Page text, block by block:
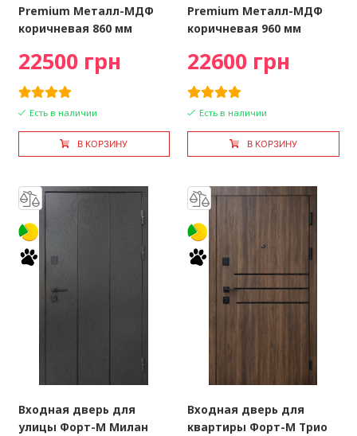
Premium Металл-МДФ
коричневая 860 мм
22500 грн
Есть в наличии
В КОРЗИНУ
Premium Металл-МДФ
коричневая 960 мм
22600 грн
Есть в наличии
В КОРЗИНУ
Входная дверь для
улицы Форт-М Милан
Входная дверь для
квартиры Форт-М Трио